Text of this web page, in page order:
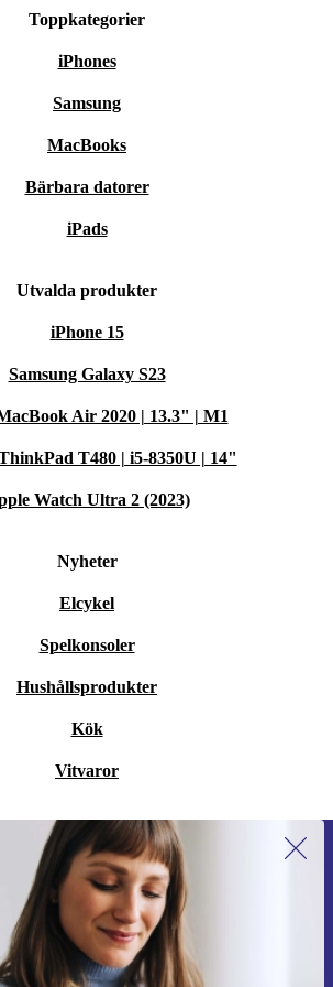
Toppkategorier
iPhones
Samsung
MacBooks
Bärbara datorer
iPads
Utvalda produkter
iPhone 15
Samsung Galaxy S23
Air 2020 | 13.3" | M1
T480 | i5-8350U | 14"
Watch Ultra 2 (2023)
Nyheter
Elcykel
Spelkonsoler
Hushållsprodukter
Kök
Vitvaror
dig till vårt nyhetsbrev för
gången och spara 200 kr!
aldrig ett erbjudande igen.